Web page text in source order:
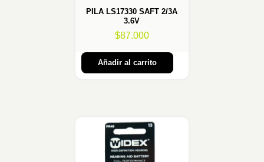
PILA LS17330 SAFT 2/3A
3.6V
$87.000
Añadir al carrito